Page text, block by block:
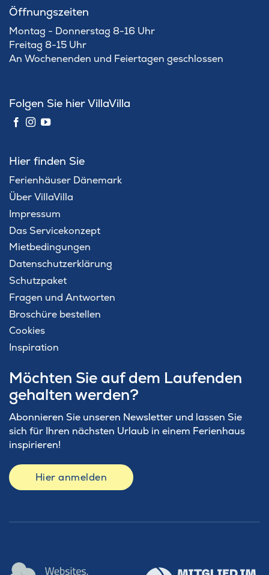
Öffnungszeiten
Montag - Donnerstag 8-16 Uhr
Freitag 8-15 Uhr
An Wochenenden und Feiertagen geschlossen
Folgen Sie hier VillaVilla
Hier finden Sie
Ferienhäuser Dänemark
Über VillaVilla
Impressum
Das Servicekonzept
Mietbedingungen
Datenschutzerklärung
Schutzpaket
Fragen und Antworten
Broschüre bestellen
Cookies
Inspiration
Möchten Sie auf dem Laufenden
gehalten werden?
Abonnieren Sie unseren Newsletter und lassen Sie
sich für Ihren nächsten Urlaub in einem Ferienhaus
inspirieren!
Hier anmelden